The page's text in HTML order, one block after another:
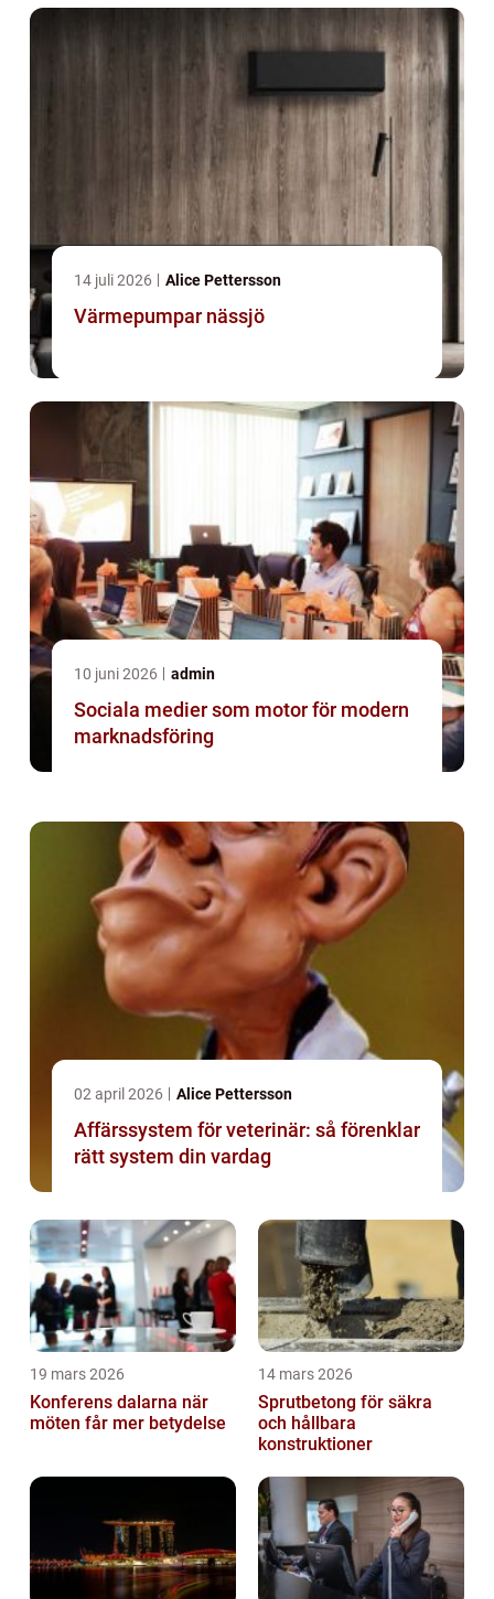
14 juli 2026 Alice Pettersson
Värmepumpar nässjö
10 juni 2026 admin
Sociala medier som motor för modern
marknadsföring
02 april 2026 Alice Pettersson
Affärssystem för veterinär: så förenklar
rätt system din vardag
19 mars 2026
Konferens dalarna när
möten får mer betydelse
14 mars 2026
Sprutbetong för säkra
och hållbara
konstruktioner